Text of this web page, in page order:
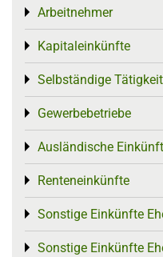
Arbeitnehmer
Toggle menu
Kapitaleinkünfte
Toggle menu
Selbständige
Toggle menu
Gewerbebetriebe
Toggle menu
Ausländische
Toggle menu
Renteneinkünfte
Toggle menu
Sonstige Einkünfte
Toggle menu
Sonstige Einkünfte
Toggle menu